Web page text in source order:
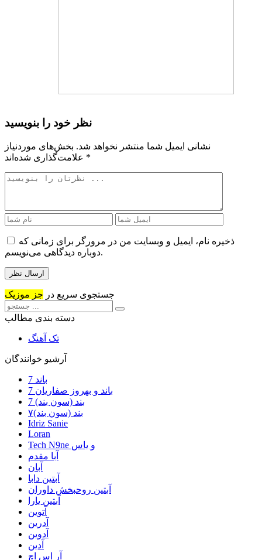
نظر خود را بنویسید
نشانی ایمیل شما منتشر نخواهد شد. بخش‌های موردنیاز
*
ذخیره نام، ایمیل و وبسایت من در مرورگر برای زمانی که
دوباره دیدگاهی می‌نویسم.
جستجوی سریع در جز موزیک
دسته بندی مطالب
تک آهنگ
آرشیو خوانندگان
7 باند
7 باند و بهروز صفاریان
7 بند (سون بند)
۷بند (سون بند)
Idriz Sanie
Loran
Tech N9ne و یاس
آبا مقدم
آبان
آبتین دابا
آبتین روحبخش داوران
آبتین یارا
آتوین
آدرین
آدوین
آدین
آر اس اچ